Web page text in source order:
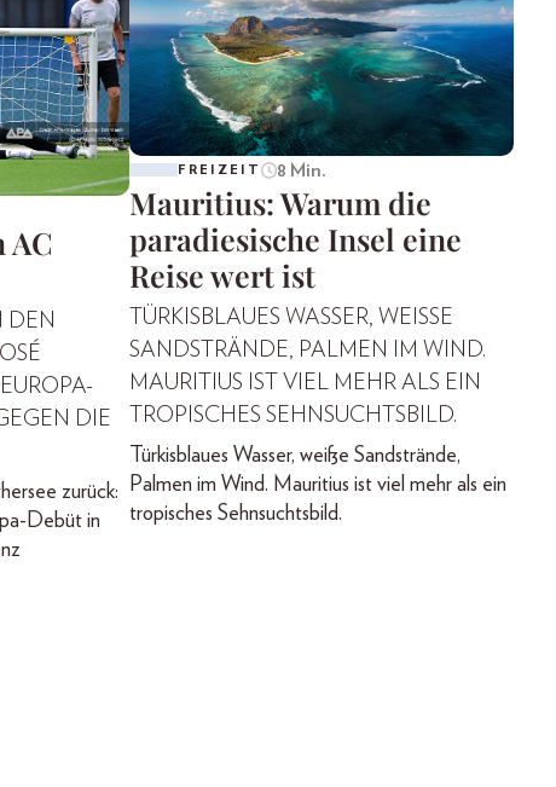
AC
DEN
DIE
zurück:
Debüt in
FREIZEIT 8 Min.
Mauritius: Warum die
paradiesische Insel eine
Reise wert ist
TÜRKISBLAUES WASSER, WEISSE S
ANDSTRÄNDE, PALMEN IM WIND. M
AURITIUS IST VIEL MEHR ALS EIN T
ROPISCHES SEHNSUCHTSBILD.
Türkisblaues Wasser, weiße Sandstrände,
Palmen im Wind. Mauritius ist viel mehr als ein
tropisches Sehnsuchtsbild.